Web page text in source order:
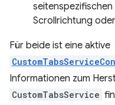
Scrollrichtung
Für beide ist eine aktive
Informationen zum
CustomTabsService